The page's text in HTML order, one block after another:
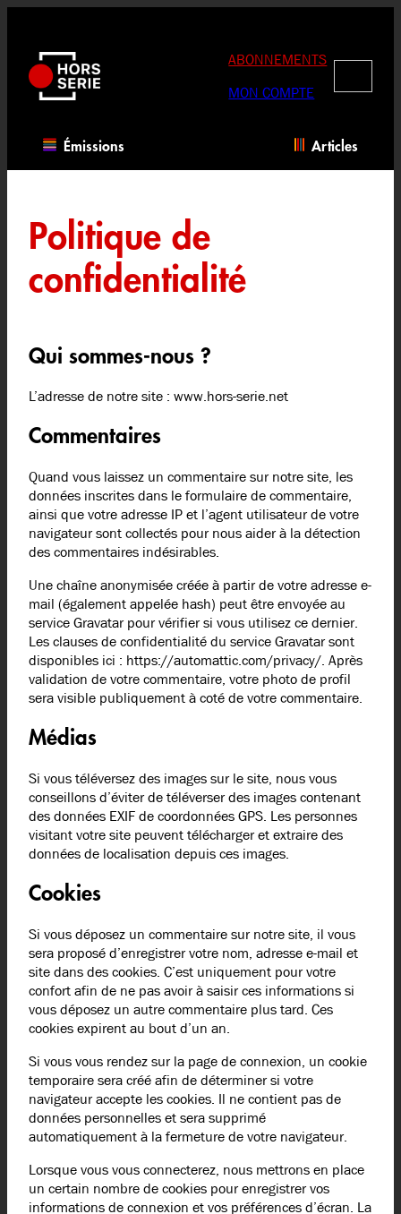
contenu
ABONNEMENTS
MON COMPTE
Émissions Articles
Politique de
confidentialité
Qui sommes-nous ?
L’adresse de notre site : www.hors-serie.net
Commentaires
Quand vous laissez un commentaire sur notre site, les
données inscrites dans le formulaire de commentaire,
ainsi que votre adresse IP et l’agent utilisateur de votre
navigateur sont collectés pour nous aider à la détection
des commentaires indésirables.
Une chaîne anonymisée créée à partir de votre adresse e-
mail (également appelée hash) peut être envoyée au
service Gravatar pour vérifier si vous utilisez ce dernier.
Les clauses de confidentialité du service Gravatar sont
disponibles ici : https://automattic.com/privacy/. Après
validation de votre commentaire, votre photo de profil
sera visible publiquement à coté de votre commentaire.
Médias
Si vous téléversez des images sur le site, nous vous
conseillons d’éviter de téléverser des images contenant
des données EXIF de coordonnées GPS. Les personnes
visitant votre site peuvent télécharger et extraire des
données de localisation depuis ces images.
Cookies
Si vous déposez un commentaire sur notre site, il vous
sera proposé d’enregistrer votre nom, adresse e-mail et
site dans des cookies. C’est uniquement pour votre
confort afin de ne pas avoir à saisir ces informations si
vous déposez un autre commentaire plus tard. Ces
cookies expirent au bout d’un an.
Si vous vous rendez sur la page de connexion, un cookie
temporaire sera créé afin de déterminer si votre
navigateur accepte les cookies. Il ne contient pas de
données personnelles et sera supprimé
automatiquement à la fermeture de votre navigateur.
Lorsque vous vous connecterez, nous mettrons en place
un certain nombre de cookies pour enregistrer vos
informations de connexion et vos préférences d’écran. La